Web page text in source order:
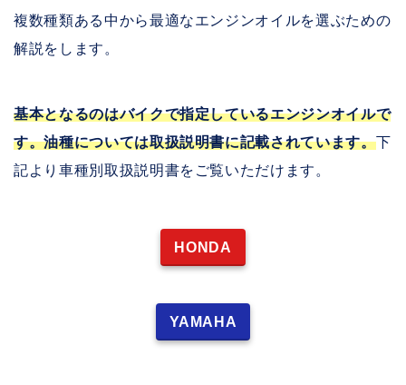
複数種類ある中から最適なエンジンオイルを選ぶための
解説をします。
基本となるのはバイクで指定しているエンジンオイルで
す。油種については取扱説明書に記載されています。下
記より車種別取扱説明書をご覧いただけます。
HONDA
YAMAHA